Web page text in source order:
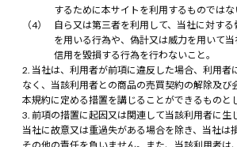
するために本サイトを利用するものではな
自ら又は第三者を利用して、当社に対す
を用いる行為や、偽計又は威力を用いて
信用を毀損する行為を行わないこと。
当社は、利用者が前項に違反した場合、利用者
なく、当該利用者との商品の売買契約の解除及び
本規約に定める措置を講じることができるものと
前項の措置に起因又は関連して当該利用者に生
当社に故意又は重過失がある場合を除き、当社は